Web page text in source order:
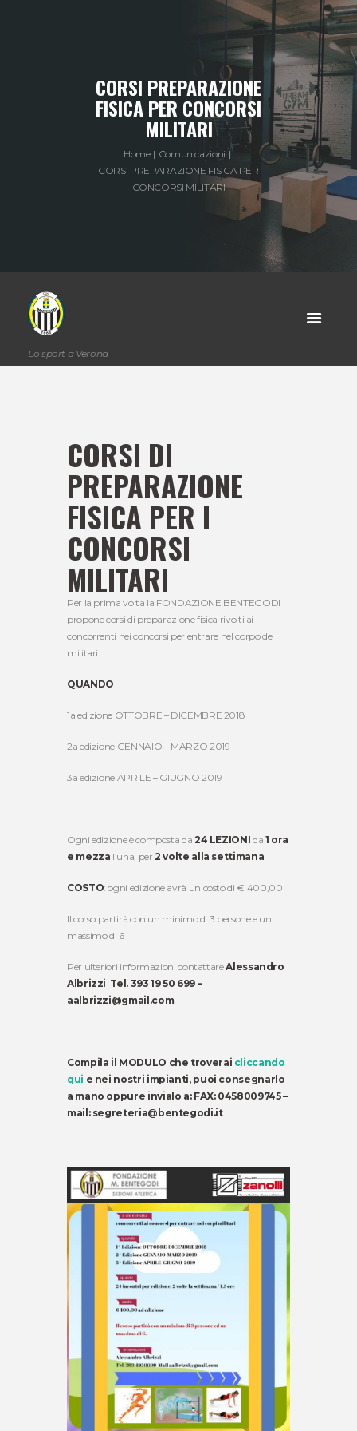
CORSI PREPARAZIONE
FISICA PER CONCORSI
MILITARI
Home
Comunicazioni
CORSI PREPARAZIONE FISICA PER
CONCORSI MILITARI
Lo sport a Verona
CORSI DI
PREPARAZIONE
FISICA PER I
CONCORSI
MILITARI
Per la prima volta la FONDAZIONE BENTEGODI
propone corsi di preparazione fisica rivolti ai
concorrenti nei concorsi per entrare nel corpo dei
militari.
QUANDO
1a edizione OTTOBRE – DICEMBRE 2018
2a edizione GENNAIO – MARZO 2019
3a edizione APRILE – GIUGNO 2019
Ogni edizione è composta da 24 LEZIONI da 1 ora
e mezza l’una, per2 volte alla settimana
COSTO: ogni edizione avrà un costo di € 400,00
Il corso partirà con un minimo di 3 persone e un
massimo di 6
Per ulteriori informazioni contattareAlessandro
Albrizzi Tel. 393 19 50 699 –
aalbrizzi@gmail.com
Compila il MODULO che troverai cliccando
qui e nei nostri impianti, puoi consegnarlo
a mano oppure invialo a: FAX: 0458009745 –
mail: segreteria@bentegodi.it